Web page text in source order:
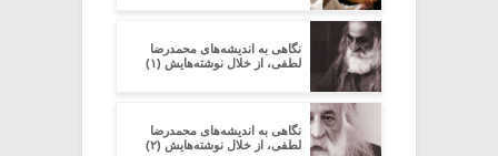
نگاهی به اندیشه‌های محمدرضا
لطفی، از خلال نوشته‌هایش (۱)
نگاهی به اندیشه‌های محمدرضا
لطفی، از خلال نوشته‌هایش (۲)